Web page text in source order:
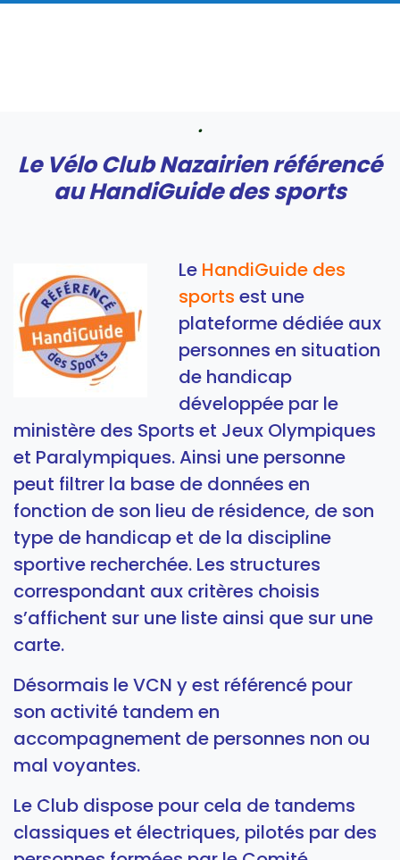
.
Le Vélo Club Nazairien référencé
au HandiGuide des sports
Le HandiGuide des
sports est une
plateforme dédiée aux
personnes en situation
de handicap
développée par le
ministère des Sports et Jeux Olympiques
et Paralympiques. Ainsi une personne
peut filtrer la base de données en
fonction de son lieu de résidence, de son
type de handicap et de la discipline
sportive recherchée. Les structures
correspondant aux critères choisis
s’affichent sur une liste ainsi que sur une
carte.
Désormais le VCN y est référencé pour
son activité tandem en
accompagnement de personnes non ou
mal voyantes.
Le Club dispose pour cela de tandems
classiques et électriques, pilotés par des